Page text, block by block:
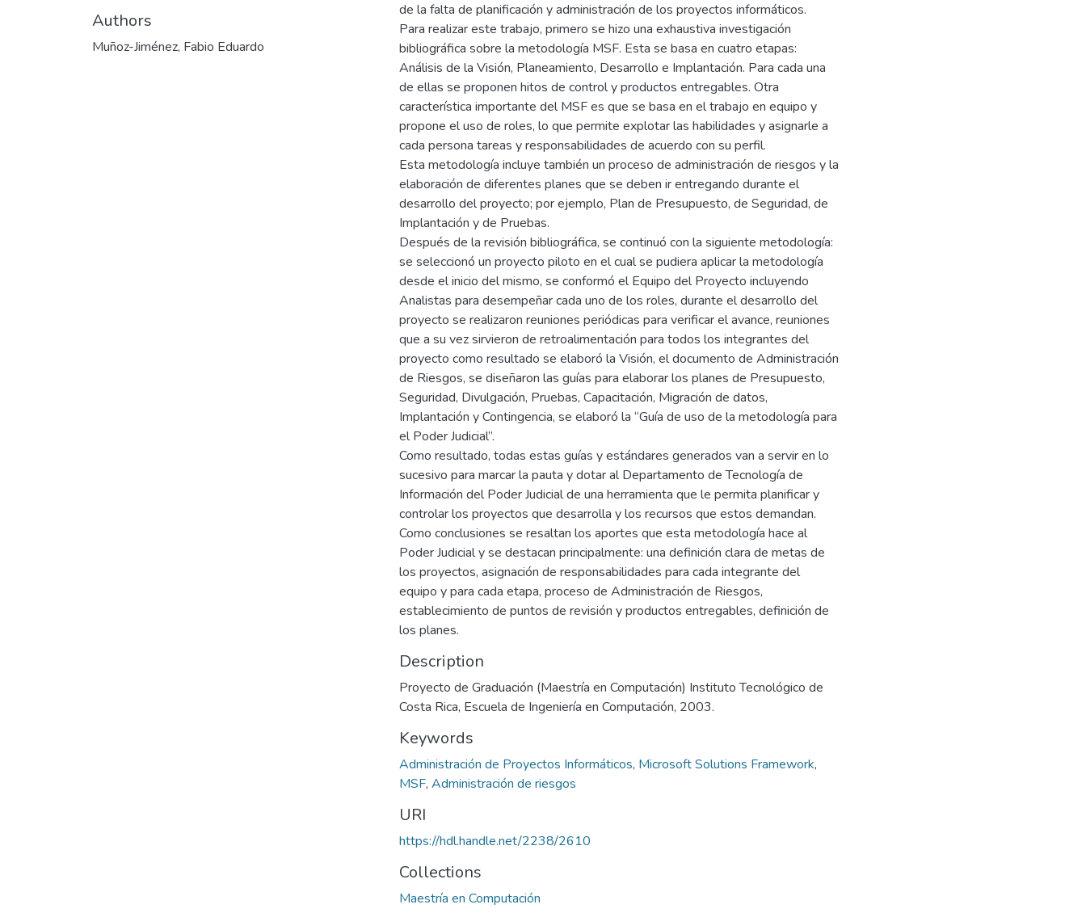
Authors
Muñoz-Jiménez, Fabio Eduardo
de la falta de planificación y administración de los proyectos informáticos.
Para realizar este trabajo, primero se hizo una exhaustiva investigación
bibliográfica sobre la metodología MSF. Esta se basa en cuatro etapas:
Análisis de la Visión, Planeamiento, Desarrollo e Implantación. Para cada una
de ellas se proponen hitos de control y productos entregables. Otra
característica importante del MSF es que se basa en el trabajo en equipo y
propone el uso de roles, lo que permite explotar las habilidades y asignarle a
cada persona tareas y responsabilidades de acuerdo con su perfil.
Esta metodología incluye también un proceso de administración de riesgos y la
elaboración de diferentes planes que se deben ir entregando durante el
desarrollo del proyecto; por ejemplo, Plan de Presupuesto, de Seguridad, de
Implantación y de Pruebas.
Después de la revisión bibliográfica, se continuó con la siguiente metodología:
se seleccionó un proyecto piloto en el cual se pudiera aplicar la metodología
desde el inicio del mismo, se conformó el Equipo del Proyecto incluyendo
Analistas para desempeñar cada uno de los roles, durante el desarrollo del
proyecto se realizaron reuniones periódicas para verificar el avance, reuniones
que a su vez sirvieron de retroalimentación para todos los integrantes del
proyecto como resultado se elaboró la Visión, el documento de Administración
de Riesgos, se diseñaron las guías para elaborar los planes de Presupuesto,
Seguridad, Divulgación, Pruebas, Capacitación, Migración de datos,
Implantación y Contingencia, se elaboró la “Guía de uso de la metodología para
el Poder Judicial”.
Como resultado, todas estas guías y estándares generados van a servir en lo
sucesivo para marcar la pauta y dotar al Departamento de Tecnología de
Información del Poder Judicial de una herramienta que le permita planificar y
controlar los proyectos que desarrolla y los recursos que estos demandan.
Como conclusiones se resaltan los aportes que esta metodología hace al
Poder Judicial y se destacan principalmente: una definición clara de metas de
los proyectos, asignación de responsabilidades para cada integrante del
equipo y para cada etapa, proceso de Administración de Riesgos,
establecimiento de puntos de revisión y productos entregables, definición de
los planes.
Description
Proyecto de Graduación (Maestría en Computación) Instituto Tecnológico de
Costa Rica, Escuela de Ingeniería en Computación, 2003.
Keywords
Administración de Proyectos Informáticos, Microsoft Solutions Framework,
MSF, Administración de riesgos
URI
https://hdl.handle.net/2238/2610
Collections
Maestría en Computación